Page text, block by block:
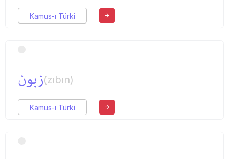
Kamus-ı Türki
زبون(zıbın)
Kamus-ı Türki